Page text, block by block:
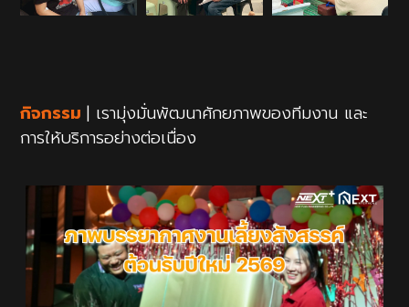
กิจกรรม| เรามุ่งมั่นพัฒนาศักยภาพของทีมงาน และ
การให้บริการอย่างต่อเนื่อง